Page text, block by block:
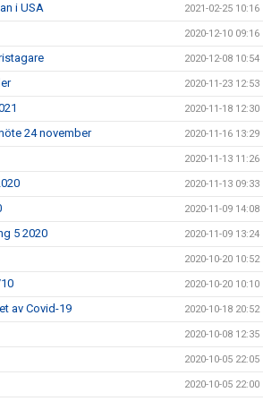
i USA 2021-02-25 10:16
2020-12-10 09:16
2020-12-08 10:54
2020-11-23 12:53
2020-11-18 12:30
24 november 2020-11-16 13:29
2020-11-13 11:26
2020-11-13 09:33
2020-11-09 14:08
5 2020 2020-11-09 13:24
2020-10-20 10:52
2020-10-20 10:10
av Covid-19 2020-10-18 20:52
2020-10-08 12:35
2020-10-05 22:05
2020-10-05 22:00